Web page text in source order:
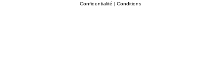
Confidentialité | Conditions